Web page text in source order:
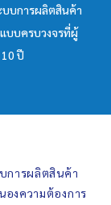
บบการผลิตสินค้า
บบครบวงจรที่ผู้
ปี
การผลิตสินค้า
งความต้องการ